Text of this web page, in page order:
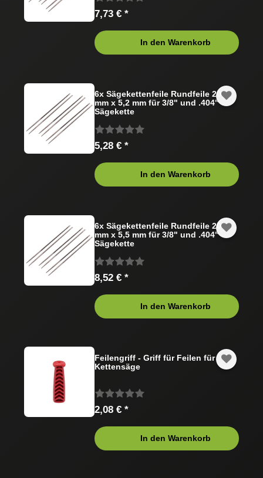
7,73 € *
In den Warenkorb
6x Sägekettenfeile Rundfeile 200
mm x 5,2 mm für 3/8" und .404"
Sägekette
5,28 € *
In den Warenkorb
6x Sägekettenfeile Rundfeile 200
mm x 5,5 mm für 3/8" und .404"
Sägekette
8,52 € *
In den Warenkorb
Feilengriff - Griff für Feilen für
Kettensäge
2,08 € *
In den Warenkorb